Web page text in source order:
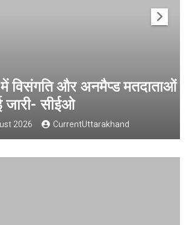
और अनमैप्ड मतदाताओं की
सीईओ
CurrentUttarakhand